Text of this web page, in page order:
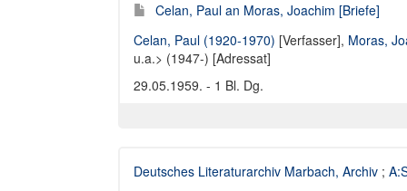
Celan, Paul an Moras, Joachim [Briefe]
Celan, Paul (1920-1970) [Verfasser], Moras,
u.a.> (1947-) [Adressat]
29.05.1959. - 1 Bl. Dg.
Deutsches Literaturarchiv Marbach, Archiv ;